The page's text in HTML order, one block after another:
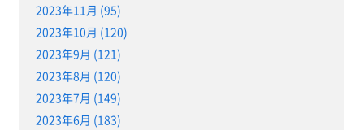
2023年11月 (95)
2023年10月 (120)
2023年9月 (121)
2023年8月 (120)
2023年7月 (149)
2023年6月 (183)